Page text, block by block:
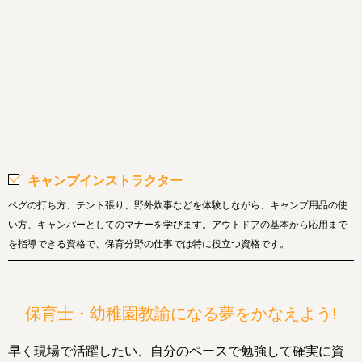
キャンプインストラクター
ペグの打ち方、テント張り、野外炊事などを体験しながら、キャンプ用品の使
い方、キャンパーとしてのマナーを学びます。アウトドアの基本から応用まで
を指導できる資格で、保育分野の仕事では特に役立つ資格です。
保育士・幼稚園教諭になる夢をかなえよう!
早く現場で活躍したい、自分のペースで勉強して確実に資